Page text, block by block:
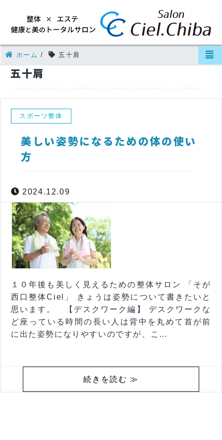
ホーム / 五十肩
五十肩
スポーツ整体
美しい姿勢になるための体の使い
方
2024.12.09
１０年後も美しく見えるための整体サロン 「そが
西口整体Ciel」 きょうは姿勢について書きたいと
思います。 【デスクワーク編】 デスクワークな
ど座っている時間の長い人は背中を丸めて首が前
に出た姿勢になりやすいのですが、こ…
続きを読む ≫